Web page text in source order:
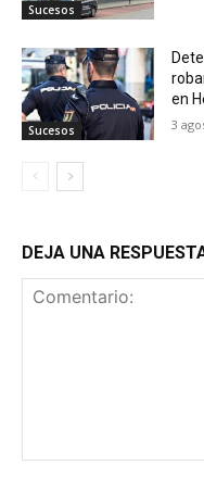
Sucesos
Sucesos
en
3
DEJA UNA